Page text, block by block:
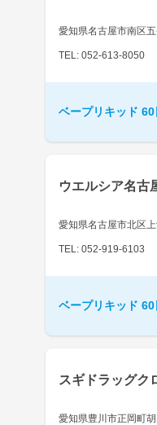
愛知県名古屋市南区
TEL: 052-613-8050
ベープリキッド 60
ウエルシア名古
愛知県名古屋市北区
TEL: 052-919-6103
ベープリキッド 60
スギドラッグク
愛知県豊川市正岡町